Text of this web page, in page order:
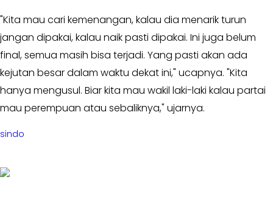
Kabar
Kabinet
Kabar
UKM
Kabar
Pojok
"Kita mau cari kemenangan, kalau dia menarik turun
jangan dipakai, kalau naik pasti dipakai. Ini juga belum
final, semua masih bisa terjadi. Yang pasti akan ada
kejutan besar dalam waktu dekat ini," ucapnya. "Kita
hanya mengusul. Biar kita mau wakil laki-laki kalau partai
mau perempuan atau sebaliknya," ujarnya.
sindo